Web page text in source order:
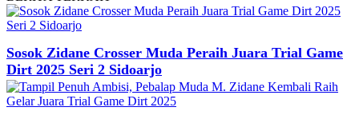
Sosok Zidane Crosser Muda Peraih Juara Trial Game
Dirt 2025 Seri 2 Sidoarjo